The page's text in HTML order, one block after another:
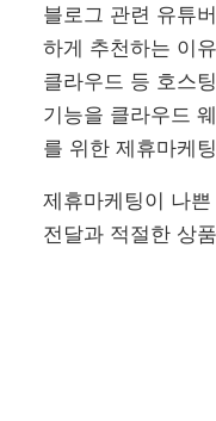
블로그 관련 유튜
하게 추천하는 이
클라우드 등 호스
기능을 클라우드
를 위한 제휴마케
제휴마케팅이 나
전달과 적절한 상